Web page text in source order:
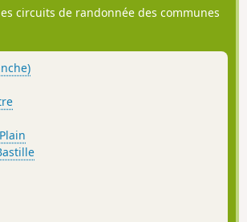
circuits de randonnée des communes